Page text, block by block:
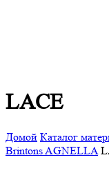
LACE
Домой Каталог
Brintons AGNELLA